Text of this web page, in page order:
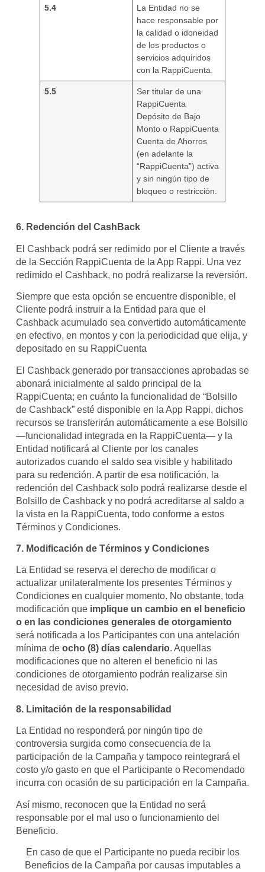
5.4
La Entidad no se
hace responsable por
la calidad o idoneidad
de los productos o
servicios adquiridos
con la RappiCuenta.
5.5
Ser titular de una
RappiCuenta
Depósito de Bajo
Monto o RappiCuenta
Cuenta de Ahorros
(en adelante la
“RappiCuenta”) activa
y sin ningún tipo de
bloqueo o restricción.
6. Redención del CashBack
El Cashback podrá ser redimido por el Cliente a través
de la Sección RappiCuenta de la App Rappi. Una vez
redimido el Cashback, no podrá realizarse la reversión.
Siempre que esta opción se encuentre disponible, el
Cliente podrá instruir a la Entidad para que el
Cashback acumulado sea convertido automáticamente
en efectivo, en montos y con la periodicidad que elija, y
depositado en su RappiCuenta
El Cashback generado por transacciones aprobadas se
abonará inicialmente al saldo principal de la
RappiCuenta; en cuánto la funcionalidad de “Bolsillo
de Cashback” esté disponible en la App Rappi, dichos
recursos se transferirán automáticamente a ese Bolsillo
—funcionalidad integrada en la RappiCuenta— y la
Entidad notificará al Cliente por los canales
autorizados cuando el saldo sea visible y habilitado
para su redención. A partir de esa notificación, la
redención del Cashback solo podrá realizarse desde el
Bolsillo de Cashback y no podrá acreditarse al saldo a
la vista en la RappiCuenta, todo conforme a estos
Términos y Condiciones.
7. Modificación de Términos y Condiciones
La Entidad se reserva el derecho de modificar o
actualizar unilateralmente los presentes Términos y
Condiciones en cualquier momento. No obstante, toda
modificación que implique un cambio en el beneficio
o en las condiciones generales de otorgamiento
será notificada a los Participantes con una antelación
mínima de ocho (8) días calendario. Aquellas
modificaciones que no alteren el beneficio ni las
condiciones de otorgamiento podrán realizarse sin
necesidad de aviso previo.
8. Limitación de la responsabilidad
La Entidad no responderá por ningún tipo de
controversia surgida como consecuencia de la
participación de la Campaña y tampoco reintegrará el
costo y/o gasto en que el Participante o Recomendado
incurra con ocasión de su participación en la Campaña.
Así mismo, reconocen que la Entidad no será
responsable por el mal uso o funcionamiento del
Beneficio.
En caso de que el Participante no pueda recibir los
Beneficios de la Campaña por causas imputables a